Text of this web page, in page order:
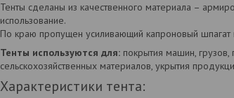
Тенты сделаны из качественного материала –
использование.
По краю пропущен усиливающий капроновый шпагат
Тенты используются для: покрытия машин, грузов,
сельскохозяйственных материалов, укрытия
Характеристики тента: